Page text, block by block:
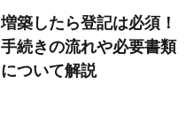
増築したら登記は必須！
手続きの流れや必要書類
について解説